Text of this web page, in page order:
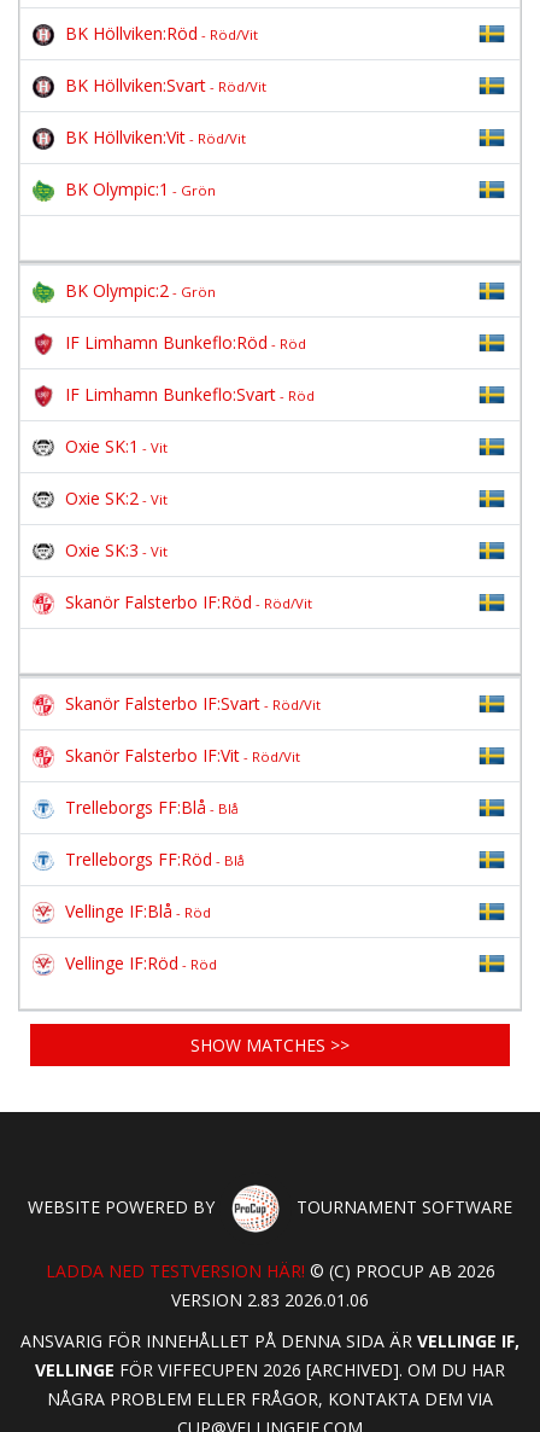
BK Höllviken:Röd - Röd/Vit
BK Höllviken:Svart - Röd/Vit
BK Höllviken:Vit - Röd/Vit
BK Olympic:1 - Grön
BK Olympic:2 - Grön
IF Limhamn Bunkeflo:Röd - Röd
IF Limhamn Bunkeflo:Svart - Röd
Oxie SK:1 - Vit
Oxie SK:2 - Vit
Oxie SK:3 - Vit
Skanör Falsterbo IF:Röd - Röd/Vit
Skanör Falsterbo IF:Svart - Röd/Vit
Skanör Falsterbo IF:Vit - Röd/Vit
Trelleborgs FF:Blå - Blå
Trelleborgs FF:Röd - Blå
Vellinge IF:Blå - Röd
Vellinge IF:Röd - Röd
SHOW MATCHES >>
WEBSITE POWERED BY TOURNAMENT SOFTWARE
LADDA NED TESTVERSION HÄR! © (C) PROCUP AB 2026
VERSION 2.83 2026.01.06
ANSVARIG FÖR INNEHÅLLET PÅ DENNA SIDA ÄR VELLINGE IF,
VELLINGE FÖR VIFFECUPEN 2026 [ARCHIVED]. OM DU HAR
NÅGRA PROBLEM ELLER FRÅGOR, KONTAKTA DEM VIA